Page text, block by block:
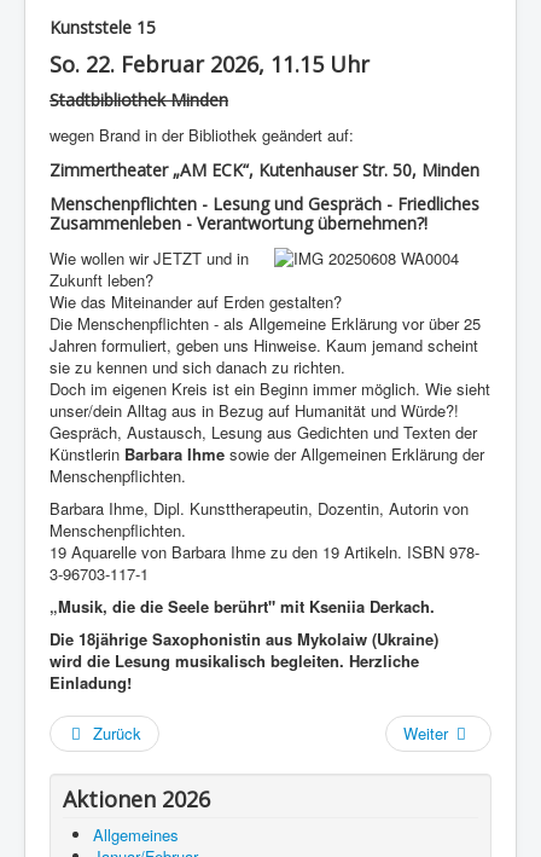
Kunststele 15
So. 22. Februar 2026, 11.15 Uhr
Stadtbibliothek Minden
wegen Brand in der Bibliothek geändert auf:
Zimmertheater „AM ECK“, Kutenhauser Str. 50, Minden
Menschenpflichten - Lesung und Gespräch - Friedliches
Zusammenleben - Verantwortung übernehmen?!
Wie wollen wir JETZT und in
Zukunft leben?
Wie das Miteinander auf Erden gestalten?
Die Menschenpflichten - als Allgemeine Erklärung vor über 25
Jahren formuliert, geben uns Hinweise. Kaum jemand scheint
sie zu kennen und sich danach zu richten.
Doch im eigenen Kreis ist ein Beginn immer möglich. Wie sieht
unser/dein Alltag aus in Bezug auf Humanität und Würde?!
Gespräch, Austausch, Lesung aus Gedichten und Texten der
Künstlerin Barbara Ihme sowie der Allgemeinen Erklärung der
Menschenpflichten.
Barbara Ihme, Dipl. Kunsttherapeutin, Dozentin, Autorin von
Menschenpflichten.
19 Aquarelle von Barbara Ihme zu den 19 Artikeln. ISBN 978-
3-96703-117-1
„Musik, die die Seele berührt" mit Kseniia Derkach.
Die 18jährige Saxophonistin aus Mykolaiw (Ukraine)
wird die Lesung musikalisch begleiten. Herzliche
Einladung!
Zurück Weiter
Aktionen 2026
Allgemeines